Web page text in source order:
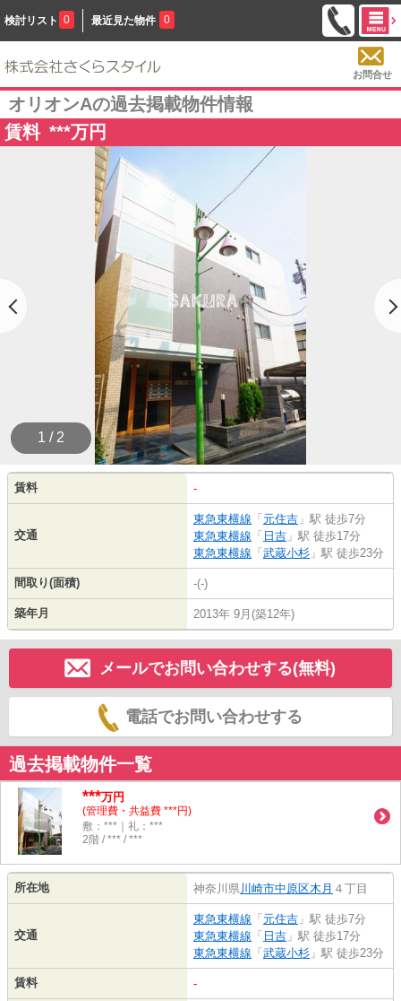
検討リスト 0 最近見た物件 0
お問合せ
オリオンAの過去掲載物件情報
賃料 ***万円
1 / 2
賃料 -
交通
東急東横線 「 元住吉 」駅 徒歩7分
東急東横線 「 日吉 」駅 徒歩17分
東急東横線 「 武蔵小杉 」駅 徒歩23分
間取り(面積) -(-)
築年月 2013年 9月(築12年)
メールでお問い合わせする(無料)
電話でお問い合わせする
過去掲載物件一覧
***万円
(管理費・共益費 ***円)
敷：***｜礼：***
2階 / *** / ***
所在地 神奈川県川崎市中原区木月 ４丁目
交通
東急東横線 「 元住吉 」駅 徒歩7分
東急東横線 「 日吉 」駅 徒歩17分
東急東横線 「 武蔵小杉 」駅 徒歩23分
賃料 -